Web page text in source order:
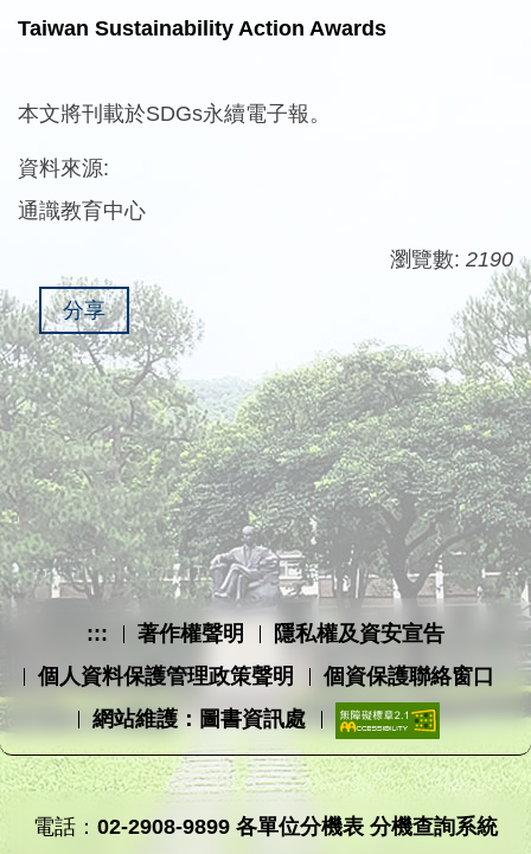
Taiwan Sustainability Action Awards
本文將刊載於SDGs永續電子報。
資料來源:
通識教育中心
瀏覽數: 2190
分享
::: 著作權聲明
隱私權及資安宣告
個人資料保護管理政策聲明
個資保護聯絡窗口
網站維護：圖書資訊處
電話： 02-2908-9899 各單位分機表 分機查詢系統